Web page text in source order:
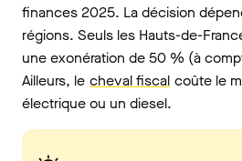
finances 2025. La décision
régions. Seuls les Hauts-de-
une exonération de 50 % (à
Ailleurs, le cheval fiscal coûte le
électrique ou un diesel.